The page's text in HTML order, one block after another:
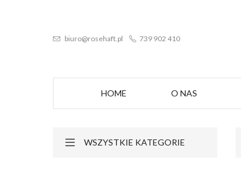
biuro@rosehaft.pl 739 902 410
HOME O NAS
WSZYSTKIE KATEGORIE